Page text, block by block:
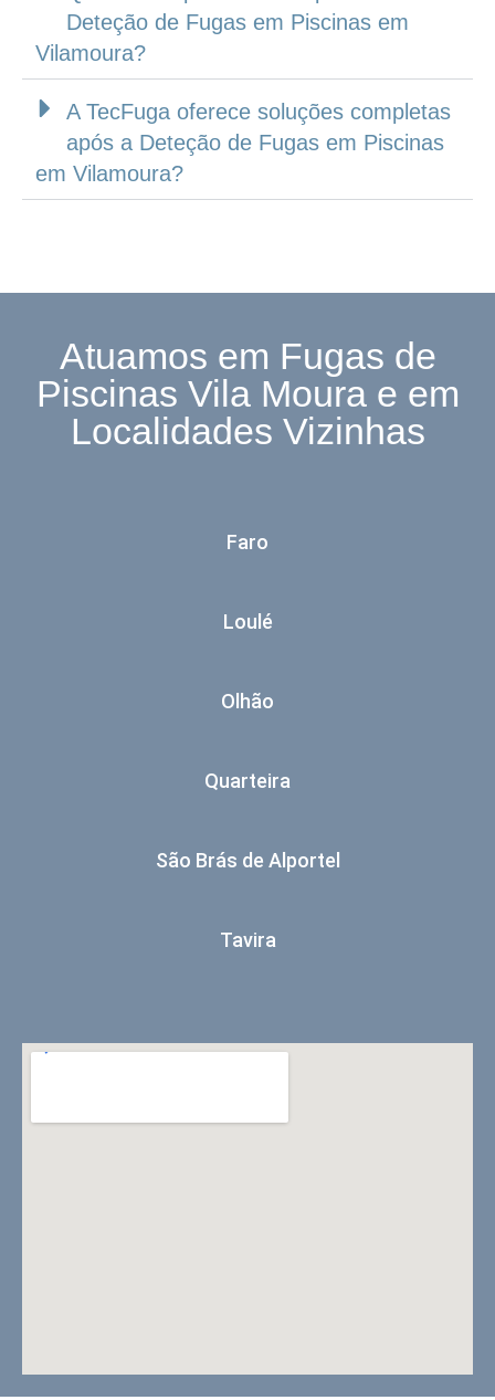
Deteção de Fugas em Piscinas em
Vilamoura?
A TecFuga oferece soluções completas
após a Deteção de Fugas em Piscinas
em Vilamoura?
Atuamos em Fugas de
Piscinas Vila Moura e em
Localidades Vizinhas
Faro
Loulé
Olhão
Quarteira
São Brás de Alportel
Tavira